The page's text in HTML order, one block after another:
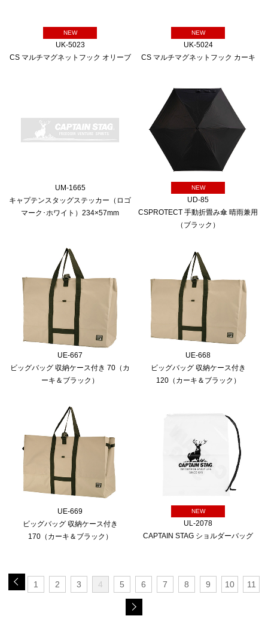
NEW
UK-5023
CS マルチマグネットフック オリーブ
NEW
UK-5024
CS マルチマグネットフック カーキ
UM-1665
キャプテンスタッグステッカー（ロゴ
マーク･ホワイト）234×57mm
NEW
UD-85
CSPROTECT 手動折畳み傘 晴雨兼用
（ブラック）
UE-667
ビッグバッグ 収納ケース付き 70（カ
ーキ＆ブラック）
UE-668
ビッグバッグ 収納ケース付き
120（カーキ＆ブラック）
UE-669
ビッグバッグ 収納ケース付き
170（カーキ＆ブラック）
NEW
UL-2078
CAPTAIN STAG ショルダーバッグ
1 2 3 4 5 6 7 8 9 10 11